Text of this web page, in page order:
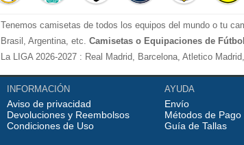
Tenemos camisetas de todos los equipos del mundo o tu
Brasil, Argentina, etc. Camisetas o Equipaciones de
La LIGA 2026-2027 : Real Madrid, Barcelona, Atletico
Cadiz, etc.
La Premier League 2026-2027 : Chelsea , Manchester City,
Serie A 2026-2027 : Juventus, AC Milan, Napoli, Roma,
Bundesliga 2026-2027 : Bayern Munich, Borussia Dortmund,
INFORMACIÓN
Aviso de privacidad
Devoluciones y Reembolsos
Condiciones de Uso
AYUDA
Envío
Métodos de Pago
Guía de Tallas